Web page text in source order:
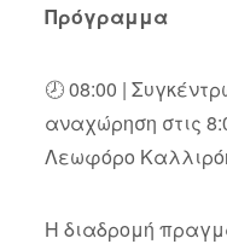
Πρόγραμμα
🕗 08:00 |
αναχώρηση στις
Λεωφόρο
Η διαδρομή